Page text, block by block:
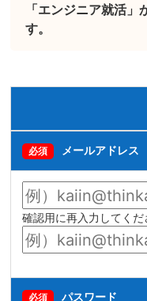
「エンジニア就活
す。
必須 メールアドレス
確認用に再入力してくだ
必須 パスワード